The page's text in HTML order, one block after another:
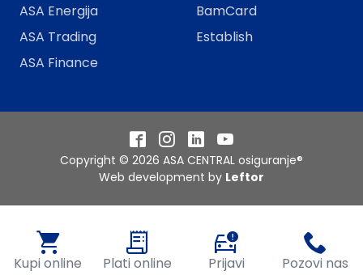
ASA Energija
ASA Trading
ASA Finance
BamCard
Establish
FacebookInstagram
LinkedInYouTube
Copyright © 2026 ASA CENTRAL osiguranje®
Web development by Leftor
Kupi online Plati online
Prijavi
Pozovi nas